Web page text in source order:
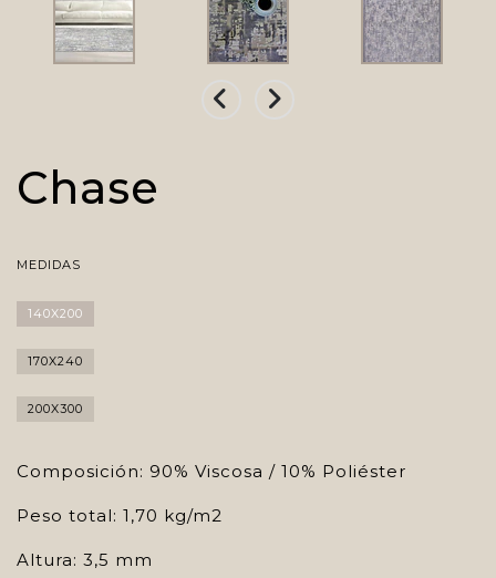
Chase
MEDIDAS
140X200
170X240
200X300
Composición: 90% Viscosa / 10% Poliéster
Peso total: 1,70 kg/m2
Altura: 3,5 mm